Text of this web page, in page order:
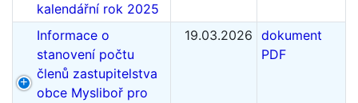
kalendářní rok 2025
Informace o
stanovení počtu
členů zastupitelstva
obce Mysliboř pro
19.03.2026 dokument
PDF